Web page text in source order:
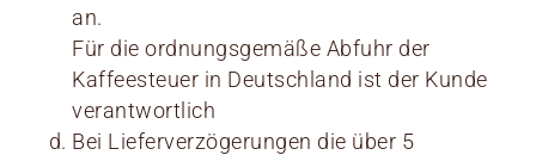
an.
Für die ordnungsgemäße Abfuhr der
Kaffeesteuer in Deutschland ist der Kunde
verantwortlich
Bei Lieferverzögerungen die über 5